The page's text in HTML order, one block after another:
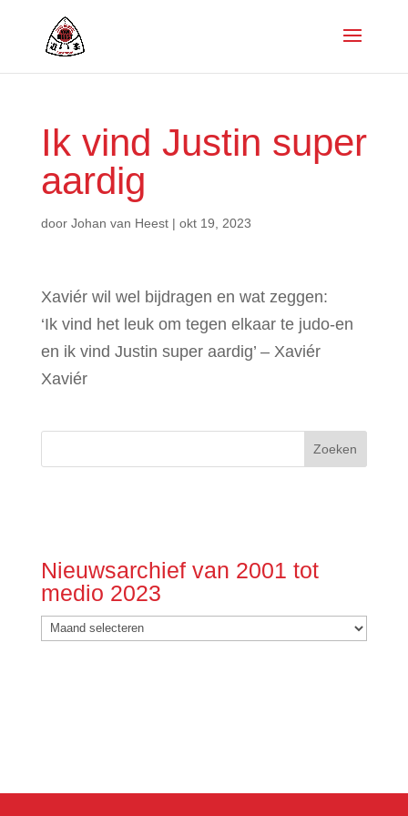
Ik vind Justin super
aardig
door Johan van Heest| okt 19, 2023
Xaviér wil wel bijdragen en wat zeggen:
‘Ik vind het leuk om tegen elkaar te judo-en
en ik vind Justin super aardig’ – Xaviér
Xaviér
Nieuwsarchief van 2001 tot
medio 2023
Nieuwsarchief
van